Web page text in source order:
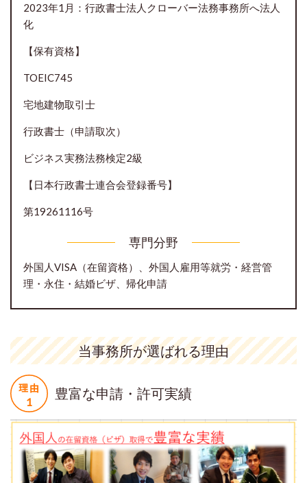
2023年1月：行政書士法人クローバー法務事務所へ法人
化
【保有資格】
TOEIC745
宅地建物取引士
行政書士（申請取次）
ビジネス実務法務検定2級
【日本行政書士連合会登録番号】
第19261116号
専門分野
外国人VISA（在留資格）、外国人雇用等就労・経営管
理・永住・結婚ビザ、帰化申請
当事務所が選ばれる理由
豊富な申請・許可実績